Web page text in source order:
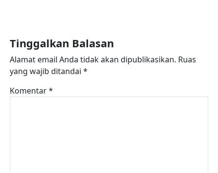
Tinggalkan Balasan
Alamat email Anda tidak akan dipublikasikan. Ruas
yang wajib ditandai *
Komentar*